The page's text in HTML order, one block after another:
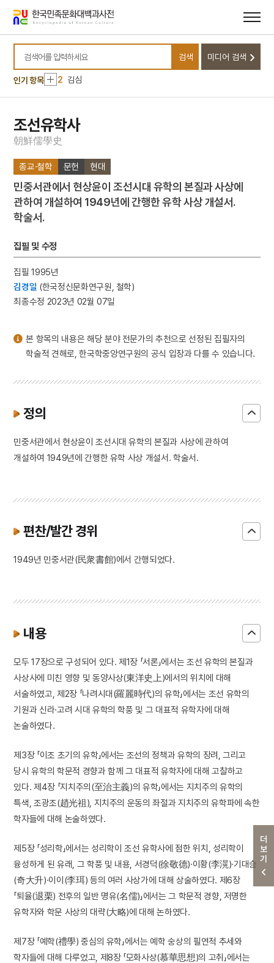
바로가기
바로가기
검색어를 입력하세요
검색 미디어 검색
인기 항목
10 개척촌
1 금성대군
2 김심
3 대범천
4
사회정화위원회
5
순장
각저총
8
강령 탈춤
9 강수곤
3 대범천
4 사회정화위원회
6 홍길민
7 각저총
더보기
조선유학사
朝鮮儒學史
종교·철학 문헌 현대
민중서관에서 현상윤이 조선시대 유학의 본질과 사상에
관하여 개설하여 1949년에 간행한 유학 사상 개설서.
학술서.
집필 및 수정
집필 1995년
김경일 (한국정신문화연구원, 철학)
최종수정 2023년 02월 07일
본 항목의 내용은 해당 분야 전문가의 추천으로 선정된 집필자의
학술적 견해로, 한국학중앙연구원의 공식 입장과 다를 수 있습니다.
정의
민중서관에서 현상윤이 조선시대 유학의 본질과 사상에 관하여
개설하여 1949년에 간행한 유학 사상 개설서. 학술서.
편찬/발간 경위
1949년 민중서관(民衆書館)에서 간행되었다.
내용
모두 17장으로 구성되어 있다. 제1장 「서론」에서는 조선 유학의 본질과
사상사에 미친 영향 및 동양사상(東洋史上)에서의 위치에 대해
서술하였고, 제2장 「나려시대(羅麗時代)의 유학」에서는 조선 유학의
기원과 신라·고려 시대 유학의 학풍 및 그 대표적 유학자에 대해
논술하였다.
제3장 「이조 초기의 유학」에서는 조선의 정책과 유학의 장려, 그리고
당시 유학의 학문적 경향과 함께 그 대표적 유학자에 대해 고찰하고
있다. 제4장 「지치주의(至治主義)의 유학」에서는 지치주의 유학의
특색, 조광조(趙光祖), 지치주의 운동의 좌절과 지치주의 유학파에 속한
학자들에 대해 논술하였다.
제5장 「성리학」에서는 성리학이 조선 유학사에 점한 위치, 성리학이
융성하게 된 유래, 그 학풍 및 내용, 서경덕(徐敬德)·이황(李滉)·기대승
(奇大升)·이이(李珥) 등의 여러 사상가에 대해 상술하였다. 제6장
「퇴율(退栗) 전후의 일반 명유(名儒)」에서는 그 학문적 경향, 저명한
유학자와 학문 사상의 대략(大略)에 대해 논하였다.
제7장 「예학(禮學) 중심의 유학」에서는 예학 숭상의 필연적 추세와
학자들에 대해 다루었고, 제8장 「모화사상(慕華思想)의 고취」에서는